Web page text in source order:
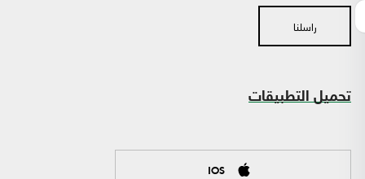
راسلنا
تحميل التطبيقات
IOS